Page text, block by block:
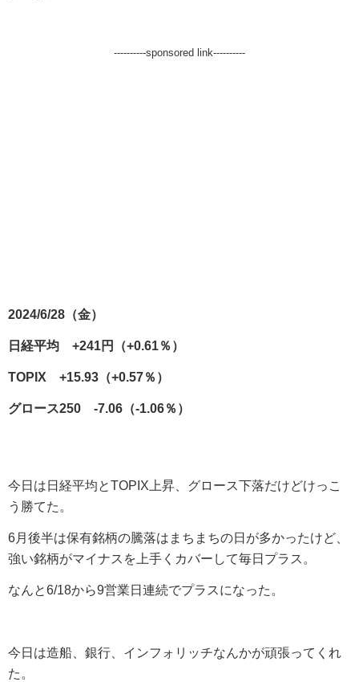
----------sponsored link----------
2024/6/28（金）
日経平均 +241円（+0.61％）
TOPIX +15.93（+0.57％）
グロース250 -7.06（-1.06％）
今日は日経平均とTOPIX上昇、グロース下落だけどけっこ
う勝てた。
6月後半は保有銘柄の騰落はまちまちの日が多かったけど、
強い銘柄がマイナスを上手くカバーして毎日プラス。
なんと6/18から9営業日連続でプラスになった。
今日は造船、銀行、インフォリッチなんかが頑張ってくれ
た。